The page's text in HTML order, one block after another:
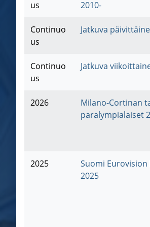
us
2010-
Continuo
us
Jatkuva
Continuo
us
Jatkuva
2026
Milano-Cortinan
paralympialaiset
2025
Suomi
2025